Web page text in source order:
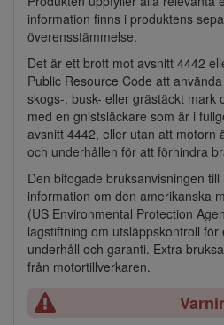
information finns i produktens
överensstämmelse.
Det är ett brott mot avsnitt 4442
Public Resource Code att
skogs-, busk- eller grästäckt mark
med en gnistsläckare som är i
avsnitt 4442, eller utan att motorn
och underhållen för att förhindra
Den bifogade bruksanvisningen
information om den amerikanska
(US Environmental Protection
lagstiftning om utsläppskontroll för
underhåll och garanti. Extra
från motortillverkaren.